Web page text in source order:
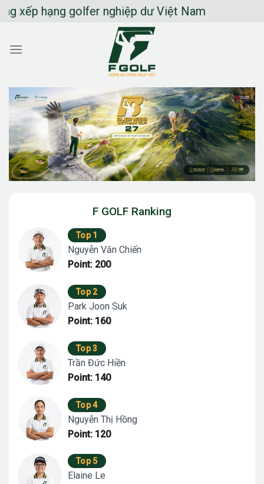
Chuyển
dung
hạng golfer nghiệp dư Việt Nam
F GOLF Ranking
Top 1
Nguyễn Văn Chiến
Point: 200
Top 2
Park Joon Suk
Point: 160
Top 3
Trần Đức Hiền
Point: 140
Top 4
Nguyễn Thị Hồng
Point: 120
Top 5
Elaine Le